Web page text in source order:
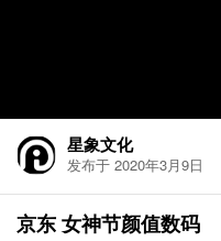
星象文化
发布于 2020年3月9日
京东 女神节颜值数码